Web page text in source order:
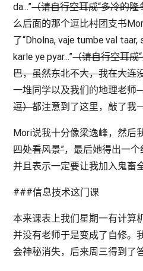
da...”（请自行空耳成“多冷的隆
么后面的那个逗比村团支书
了“Dholna, vaje tumbe val taar,
karle ye pyar...”（请自行空耳成
巴，虽然东北不大，我在大连
一堆同学以及我们的地理老师
逗）都注意到了这里，敲了我
Mori说我十分像梁逸峰，然后
四处看风景”，最后她得出一个
并且表示一定要让我加入鬼畜
###信息技术这门课
本来课表上我们星期一有计算
并没有老师于是变成了自修。
会神秘消失，后来周三得到了